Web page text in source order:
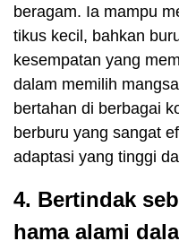
beragam. Ia mampu
tikus kecil, bahkan
kesempatan yang
dalam memilih
bertahan di berbagai
berburu yang sangat
adaptasi yang tinggi
4. Bertindak
hama alami